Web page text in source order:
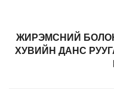
ЖИРЭМСНИЙ
ХУВИЙН ДАНС